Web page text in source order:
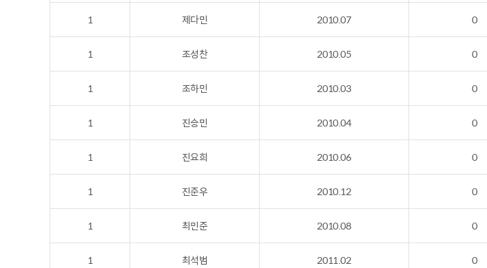
1 제다민 2010.07 0
1 조성찬 2010.05 0
1 조하민 2010.03 0
1 진승민 2010.04 0
1 진요희 2010.06 0
1 진준우 2010.12 0
1 최민준 2010.08 0
1 최석범 2011.02 0